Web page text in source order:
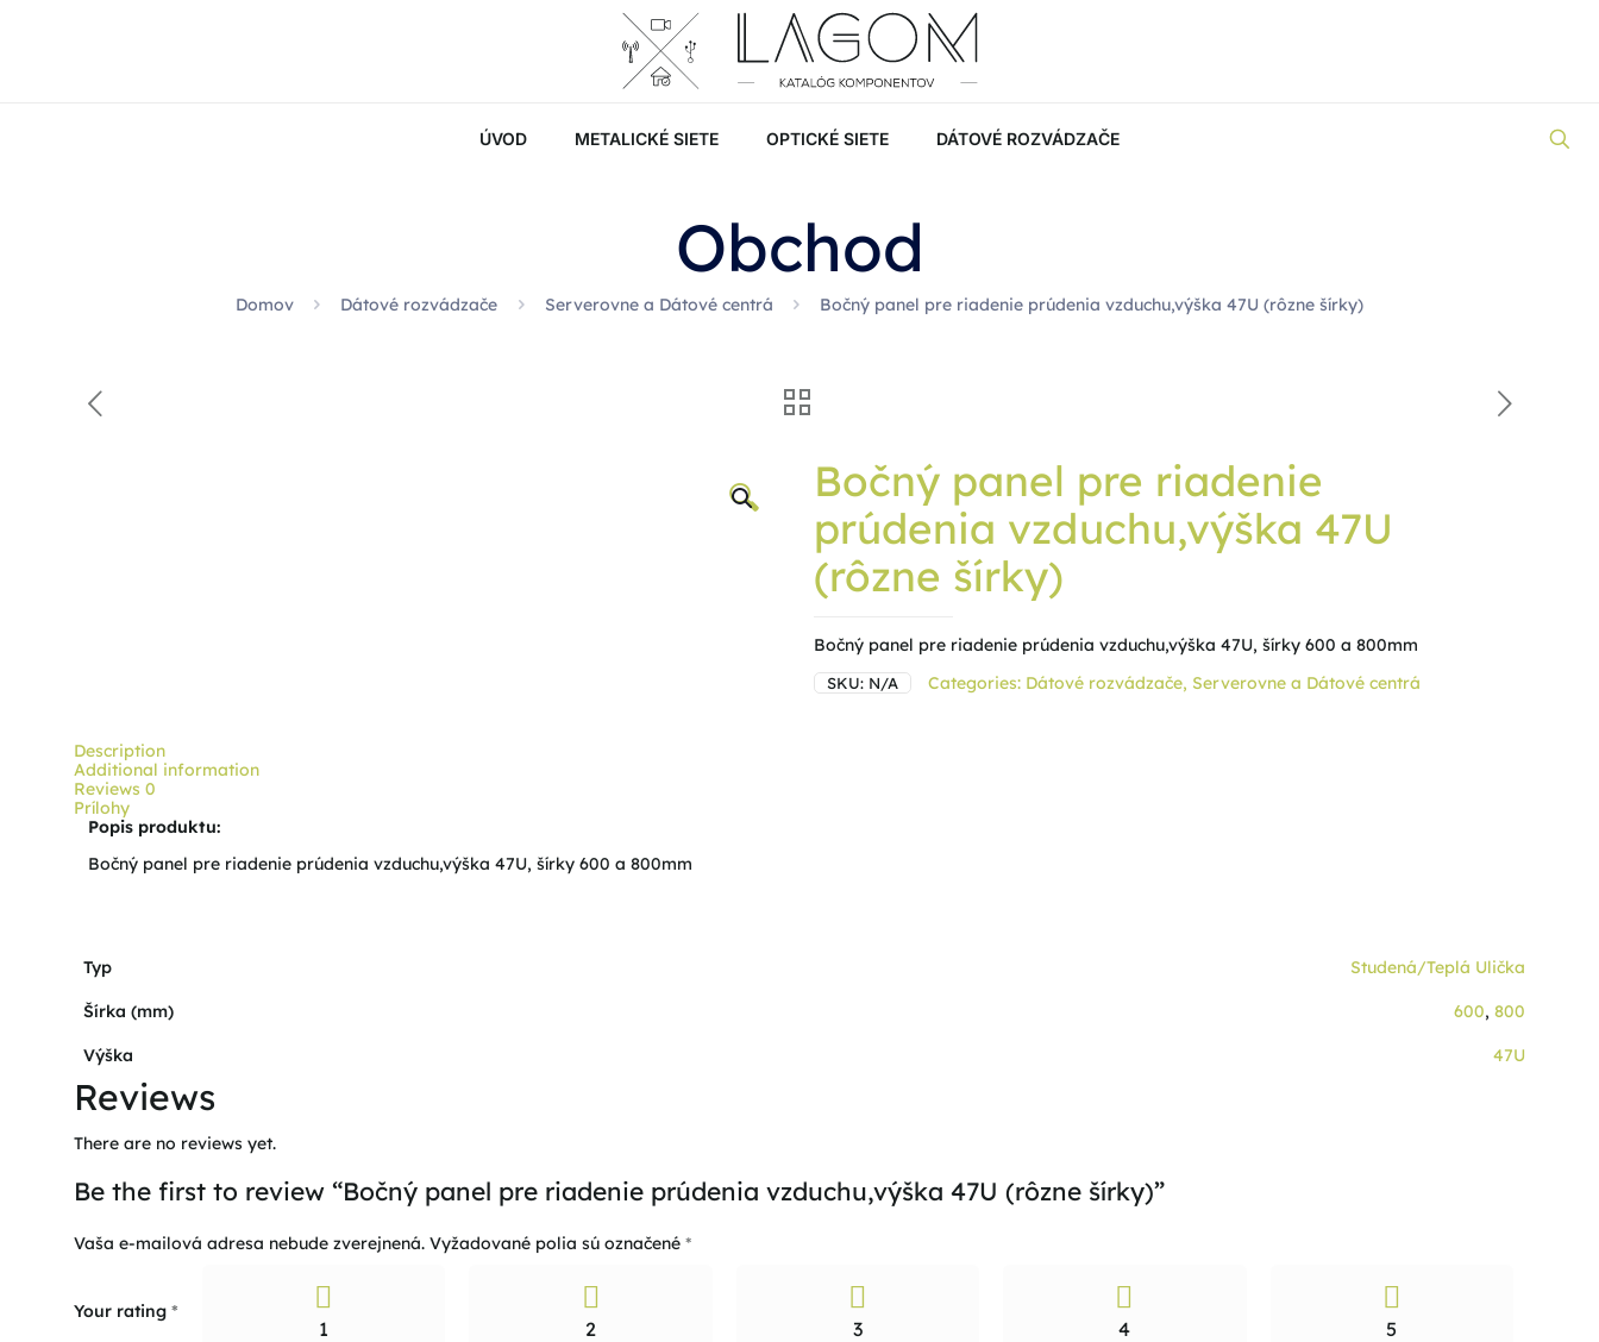
ÚVOD METALICKÉ SIETE OPTICKÉ SIETE DÁTOVÉ ROZVÁDZAČE
Obchod
Domov Dátové rozvádzače Serverovne a Dátové centrá Bočný panel pre riadenie prúdenia vzduchu,výška 47U (rôzne šírky)
🔍
Bočný panel pre riadenie
prúdenia vzduchu,výška 47U
(rôzne šírky)
Bočný panel pre riadenie prúdenia vzduchu,výška 47U, šírky 600 a 800mm
SKU: N/A Categories: Dátové rozvádzače, Serverovne a Dátové centrá
Description
Additional information
Reviews 0
Prílohy
Popis produktu:
Bočný panel pre riadenie prúdenia vzduchu,výška 47U, šírky 600 a 800mm
Typ Studená/Teplá Ulička
Šírka (mm) 600, 800
Výška 47U
Reviews
There are no reviews yet.
Be the first to review “Bočný panel pre riadenie prúdenia vzduchu,výška 47U (rôzne šírky)”
Vaša e-mailová adresa nebude zverejnená. Vyžadované polia sú označené *
Your rating *
1 2 3 4 5